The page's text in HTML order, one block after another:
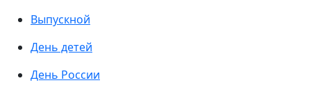
Выпускной
День детей
День России